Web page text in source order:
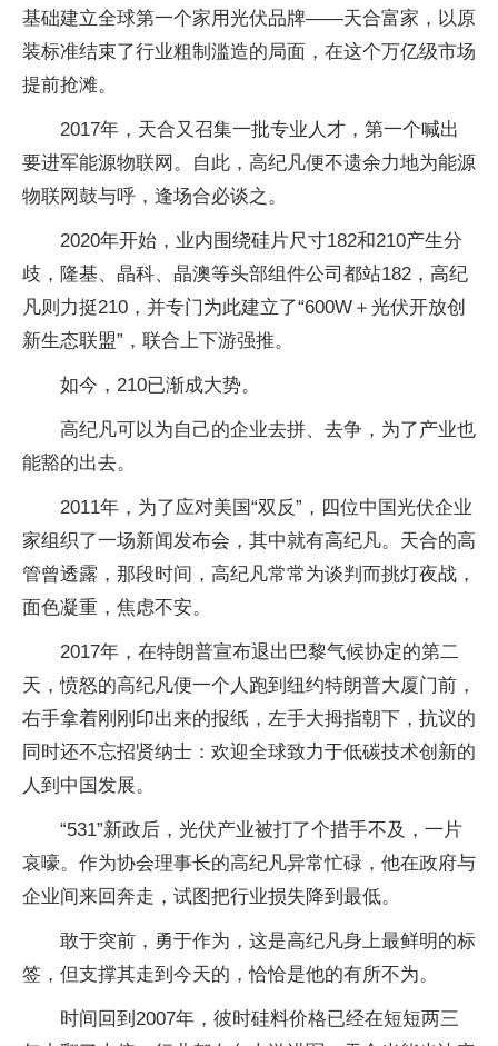
基础建立全球第一个家用光伏品牌——天合富家，以原
装标准结束了行业粗制滥造的局面，在这个万亿级市场
提前抢滩。
2017年，天合又召集一批专业人才，第一个喊出
要进军能源物联网。自此，高纪凡便不遗余力地为能源
物联网鼓与呼，逢场合必谈之。
2020年开始，业内围绕硅片尺寸182和210产生分
歧，隆基、晶科、晶澳等头部组件公司都站182，高纪
凡则力挺210，并专门为此建立了“600W＋光伏开放创
新生态联盟”，联合上下游强推。
如今，210已渐成大势。
高纪凡可以为自己的企业去拼、去争，为了产业也
能豁的出去。
2011年，为了应对美国“双反”，四位中国光伏企业
家组织了一场新闻发布会，其中就有高纪凡。天合的高
管曾透露，那段时间，高纪凡常常为谈判而挑灯夜战，
面色凝重，焦虑不安。
2017年，在特朗普宣布退出巴黎气候协定的第二
天，愤怒的高纪凡便一个人跑到纽约特朗普大厦门前，
右手拿着刚刚印出来的报纸，左手大拇指朝下，抗议的
同时还不忘招贤纳士：欢迎全球致力于低碳技术创新的
人到中国发展。
“531”新政后，光伏产业被打了个措手不及，一片
哀嚎。作为协会理事长的高纪凡异常忙碌，他在政府与
企业间来回奔走，试图把行业损失降到最低。
敢于突前，勇于作为，这是高纪凡身上最鲜明的标
签，但支撑其走到今天的，恰恰是他的有所不为。
时间回到2007年，彼时硅料价格已经在短短两三